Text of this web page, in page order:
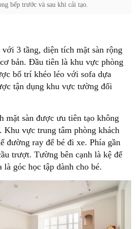
bếp trước và sau khi cải tạo.
3 tầng, diện tích mặt sàn rộng
bản. Đầu tiên là khu vực phòng
bố trí khéo léo với sofa dựa
tận dụng khu vực tường đối
mặt sàn được ưu tiên tạo không
Khu vực trung tâm phòng khách
đường ray để bé đi xe. Phía gần
trượt. Tường bên cạnh là kệ để
góc học tập dành cho bé.